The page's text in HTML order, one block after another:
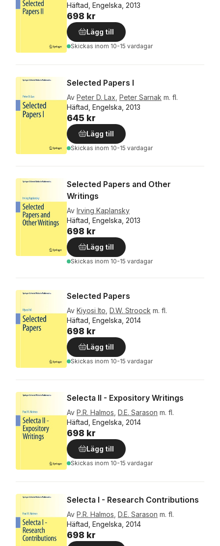
Häftad, Engelska, 2013
698 kr
Lägg till
Skickas inom 10-15 vardagar
Selected Papers I
Av Peter D. Lax Peter Sarnak m. fl.
Häftad, Engelska, 2013
645 kr
Lägg till
Skickas inom 10-15 vardagar
Selected Papers and Other
Writings
Av Irving Kaplansky
Häftad, Engelska, 2013
698 kr
Lägg till
Skickas inom 10-15 vardagar
Selected Papers
Av Kiyosi Ito D.W. Stroock m. fl.
Häftad, Engelska, 2014
698 kr
Lägg till
Skickas inom 10-15 vardagar
Selecta II - Expository Writings
Av P.R. Halmos D.E. Sarason m. fl.
Häftad, Engelska, 2014
698 kr
Lägg till
Skickas inom 10-15 vardagar
Selecta I - Research Contributions
Av P.R. Halmos D.E. Sarason m. fl.
Häftad, Engelska, 2014
698 kr